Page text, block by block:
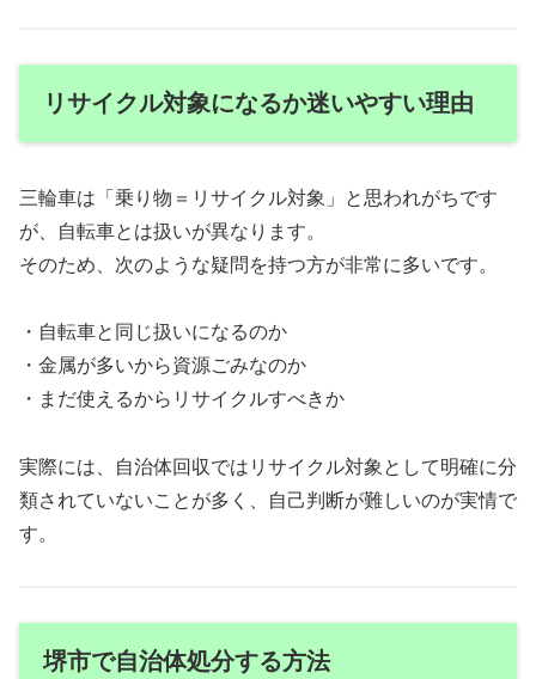
リサイクル対象になるか迷いやすい理由
三輪車は「乗り物＝リサイクル対象」と思われがちです
が、自転車とは扱いが異なります。
そのため、次のような疑問を持つ方が非常に多いです。
・自転車と同じ扱いになるのか
・金属が多いから資源ごみなのか
・まだ使えるからリサイクルすべきか
実際には、自治体回収ではリサイクル対象として明確に分
類されていないことが多く、自己判断が難しいのが実情で
す。
堺市で自治体処分する方法